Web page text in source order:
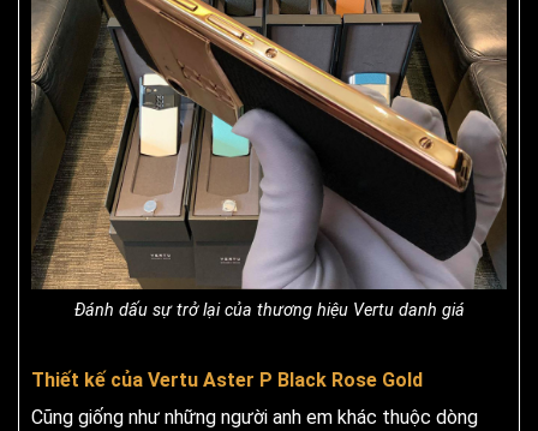
Đánh dấu sự trở lại của thương hiệu Vertu danh giá
Thiết kế của Vertu Aster P Black Rose Gold
Cũng giống như những người anh em khác thuộc dòng